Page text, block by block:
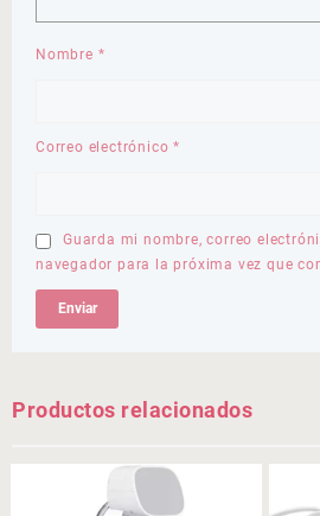
Nombre *
Correo electrónico*
Guarda mi nombre, correo
navegador para la próxima vez que
Productos relacionados